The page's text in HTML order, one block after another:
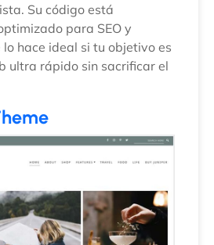
Su código está
para SEO y
hace ideal si tu objetivo es
ultra rápido sin sacrificar el